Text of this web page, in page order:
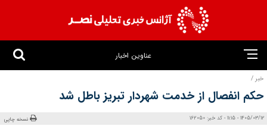
عناوین اخبار
خبر /
حکم انفصال از خدمت شهردار تبریز باطل شد
1405/03/12 - 11:15 - کد خبر: 162050 نسخه چاپی